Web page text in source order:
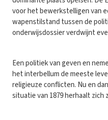
voor het bewerkstelligen van
wapenstilstand tussen de
onderwijsdossier verdwijnt
Een politiek van geven en
het interbellum de meeste
religieuze conflicten. Nu en
situatie van 1879 herhaalt zich